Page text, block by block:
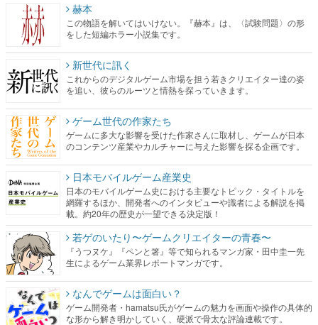
赫本
この物語を解いてはいけない。『赫本』は、〈試験問題〉の形
をした短編ホラー小説集です。
新世代に訊く
これからのデジタルゲーム市場を担う若きクリエイター達の姿
を追い、彼らのルーツと情熱を探っていきます。
ゲーム世代の作家たち
ゲームに多大な影響を受けた作家さんに取材し、ゲームが日本
のコンテンツ産業やカルチャーに与えた影響を探る企画です。
日本モバイルゲーム産業史
日本のモバイルゲーム史における主要なトピック・タイトルを
網羅するほか、開発者へのインタビューや識者による解説を掲
載。約20年の歴史が一望できる決定版！
若ゲのいたり〜ゲームクリエイターの青春〜
『うつヌケ』『ペンと箸』等で知られるマンガ家・田中圭一先
生によるゲーム業界レポートマンガです。
なんでゲームは面白い？
ゲーム開発者・hamatsu氏がゲームの魅力を画面や操作の具体的
な形から解き明かしていく、硬派で骨太な評論連載です。